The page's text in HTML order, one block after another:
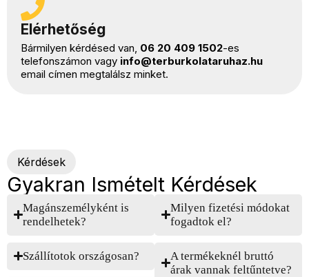
Elérhetőség
Bármilyen kérdésed van, 06 20 409 1502-es
telefonszámon vagy info@terburkolataruhaz.hu
email címen megtalálsz minket.
Kérdések
Gyakran Ismételt Kérdések
Magánszemélyként is
rendelhetek?
Szállítotok országosan?
Milyen fizetési módokat
fogadtok el?
A termékeknél bruttó
árak vannak feltűntetve?